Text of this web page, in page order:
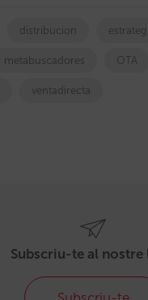
distribucion
metabuscadores OTA
ventadirecta
Subscriu-te al nostre